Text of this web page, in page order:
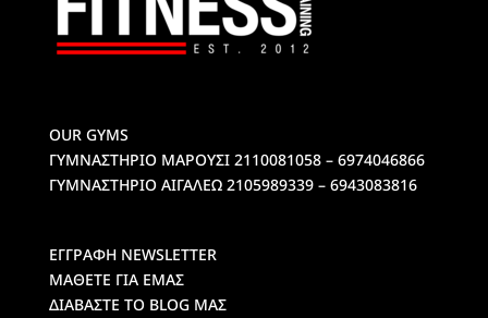
OUR GYMS
ΓΥΜΝΑΣΤΗΡΙΟ ΜΑΡΟΥΣΙ2110081058 – 6974046866
ΓΥΜΝΑΣΤΗΡΙΟ ΑΙΓΑΛΕΩ2105989339 – 6943083816
ΕΓΓΡΑΦΗ NEWSLETTER
ΜΑΘΕΤΕ ΓΙΑ ΕΜΑΣ
ΔΙΑΒΑΣΤΕ ΤΟ BLOG ΜΑΣ